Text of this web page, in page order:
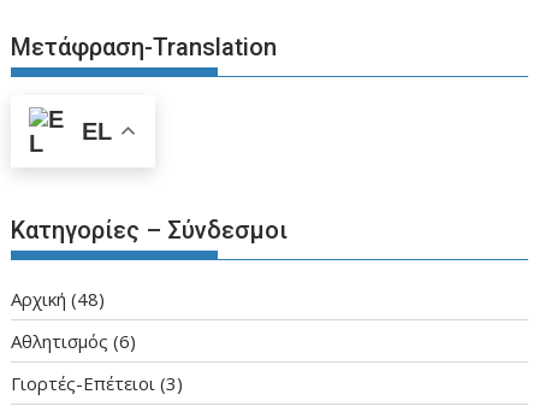
Μετάφραση-Translation
EL
Κατηγορίες – Σύνδεσμοι
Aρχική (48)
Αθλητισμός (6)
Γιορτές-Επέτειοι (3)